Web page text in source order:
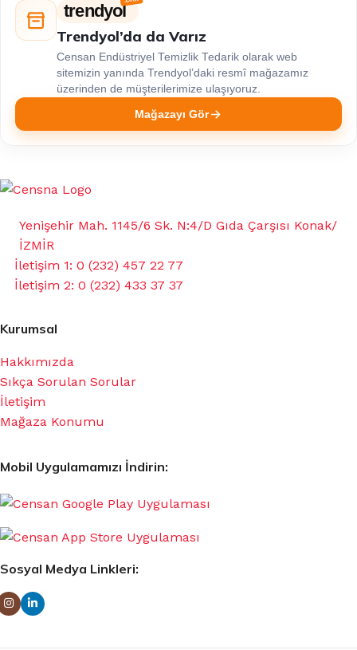
trendyol
Trendyol’da da Varız
Censan Endüstriyel Temizlik Tedarik olarak web
sitemizin yanında Trendyol’daki resmî mağazamız
üzerinden de müşterilerimize ulaşıyoruz.
Mağazayı Gör
Yenişehir Mah. 1145/6 Sk. N:4/D Gıda Çarşısı Konak/
İZMİR
İletişim 1: 0 (232) 457 22 77
İletişim 2: 0 (232) 433 37 37
Kurumsal
Hakkımızda
Sıkça Sorulan Sorular
İletişim
Mağaza Konumu
Mobil Uygulamamızı İndirin:
Sosyal Medya Linkleri: